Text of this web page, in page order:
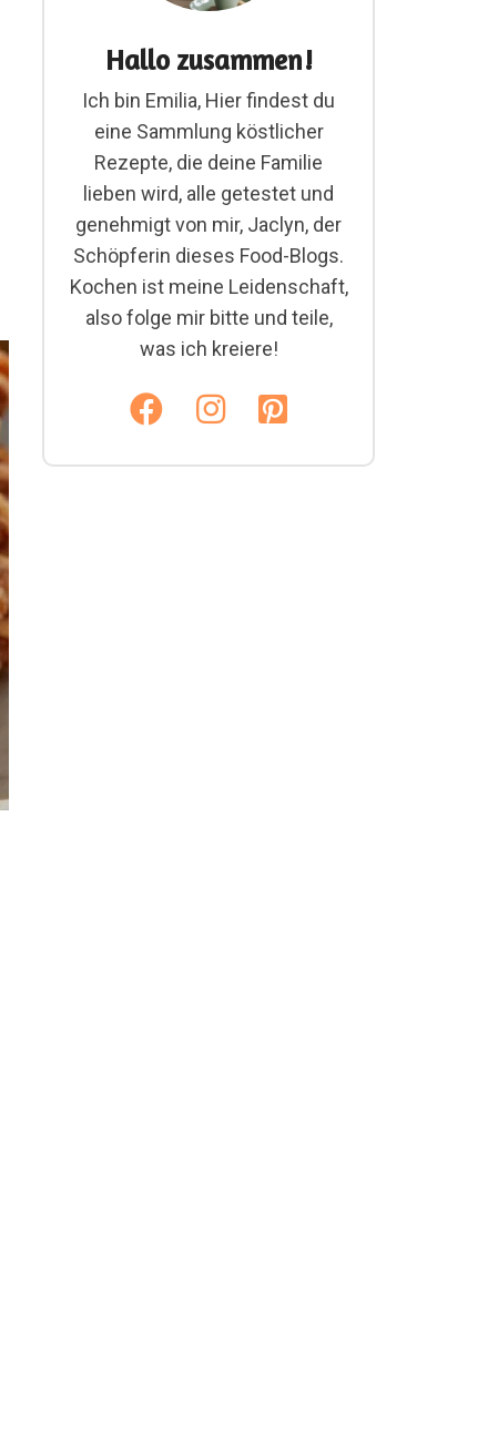
Hallo zusammen!
Ich bin Emilia, Hier findest du
eine Sammlung köstlicher
Rezepte, die deine Familie
lieben wird, alle getestet und
genehmigt von mir, Jaclyn, der
Schöpferin dieses Food-Blogs.
Kochen ist meine Leidenschaft,
also folge mir bitte und teile,
was ich kreiere!